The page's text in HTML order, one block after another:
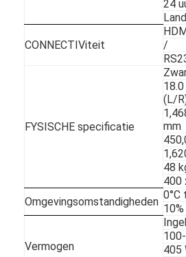
24
CONNECTIViteit
/
FYSISCHE specificatie
(L/
mm
48
400
Omgevingsomstandigheden
0°C
Vermogen
405